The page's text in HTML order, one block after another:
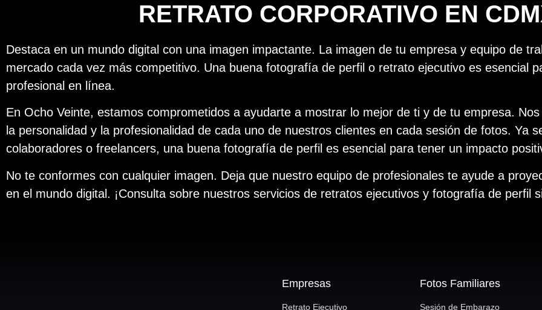
RETRATO CORPORATIVO EN
Destaca en un mundo digital con una imagen impactante. La imagen de tu empresa y equipo de
mercado cada vez más competitivo. Una buena fotografía de perfil o retrato ejecutivo es esencial
profesional en línea.
En Ocho Veinte, estamos comprometidos a ayudarte a mostrar lo mejor de ti y de tu empresa.
la personalidad y la profesionalidad de cada uno de nuestros clientes en cada sesión de fotos. Ya
colaboradores o freelancers, una buena fotografía de perfil es esencial para tener un impacto
No te conformes con cualquier imagen. Deja que nuestro equipo de profesionales te ayude a
en el mundo digital. ¡Consulta sobre nuestros servicios de retratos ejecutivos y fotografía de perfil
Empresas
Retrato Ejecutivo
Fotos Familiares
Sesión de Embarazo